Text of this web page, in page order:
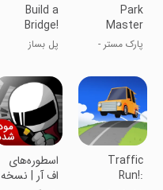
Park
Master
پارک مستر -
کردن
Build a
Bridge!
پل بساز
Traffic
Run!:
اسطوره‌های
اف آر | نسخه